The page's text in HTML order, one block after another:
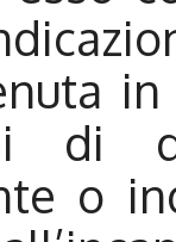
di
o